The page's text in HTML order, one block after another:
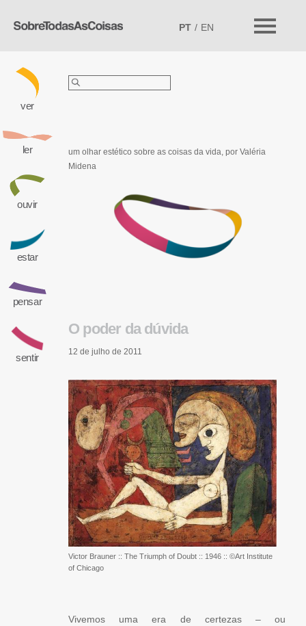
PT EN
ver
ler
ouvir
estar
pensar
sentir
O poder da dúvida
12 de julho de 2011
Victor Brauner :: The Triumph of Doubt :: 1946 :: ©Art Institute
of Chicago
Vivemos uma era de certezas – ou
Pesquisar
por:
um olhar estético sobre as coisas da vida, por Valéria
Midena